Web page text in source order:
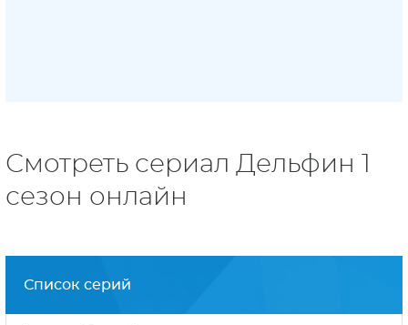
Смотреть сериал Дельфин 1
сезон онлайн
Список серий